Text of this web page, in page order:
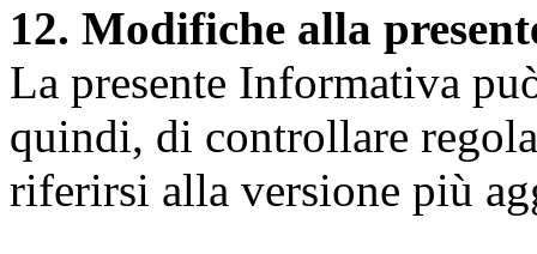
12. Modifiche alla
La presente Informativa
quindi, di controllare
riferirsi alla versione più